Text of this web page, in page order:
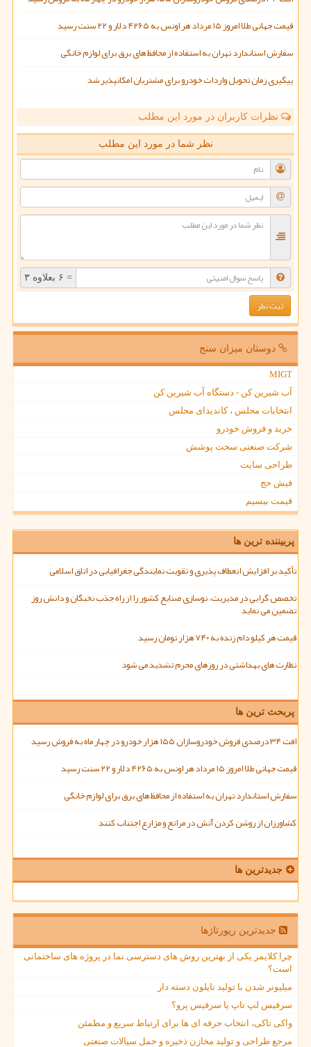
قیمت جهانی طلا امروز ۱۵ مرداد هر اونس به ۴۲۶۵ دلار و ۲۲ سنت رسید
سفارش استاندارد تهران به استفاده از محافظ های برق برای لوازم خانگی
پیگیری زمان تحویل واردات خودرو برای مشتریان امکانپذیر شد
نظرات کاربران در مورد این مطلب
نظر شما در مورد این مطلب
= ۶ بعلاوه ۳
دوستان میزان سنج
MIGT
آب شیرین کن - دستگاه آب شیرین کن
انتخابات مجلس ، کاندیدای مجلس
خرید و فروش خودرو
شرکت صنعتی سخت پوشش
طراحی سایت
فیش حج
قیمت بیسیم
پربیننده ترین ها
تأکید بر افزایش انعطاف پذیری و تقویت نمایندگی جغرافیایی در اتاق اسلامی
تخصص گرایی در مدیریت، نوسازی صنایع کشور را از راه جذب نخبگان و دانش روز
تضمین می نماید
قیمت هر کیلو دام زنده به ۷۴۰ هزار تومان رسید
نظارت های بهداشتی در روزهای محرم تشدید می شود
پربحث ترین ها
افت ۳۴ درصدی فروش خودروسازان ۱۵۵ هزار خودرو در چهار ماه به فروش رسید
قیمت جهانی طلا امروز ۱۵ مرداد هر اونس به ۴۲۶۵ دلار و ۲۲ سنت رسید
سفارش استاندارد تهران به استفاده از محافظ های برق برای لوازم خانگی
کشاورزان از روشن کردن آتش در مراتع و مزارع اجتناب کنند
جدیدترین ها
جدیدترین رپورتاژها
چرا کلایمر یکی از بهترین روش های دسترسی نما در پروژه های ساختمانی
است؟
میلیونر شدن با تولید نایلون دسته دار
سرفیس لپ تاپ یا سرفیس پرو؟
واکی تاکی، انتخاب حرفه ای ها برای ارتباط سریع و مطمئن
مرجع طراحی و تولید مخازن ذخیره و حمل سیالات صنعتی